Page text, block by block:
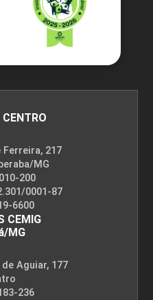
Ferreira, 217
MG
200
0001-87
6600
CEMIG
MG
Aguiar, 177
236